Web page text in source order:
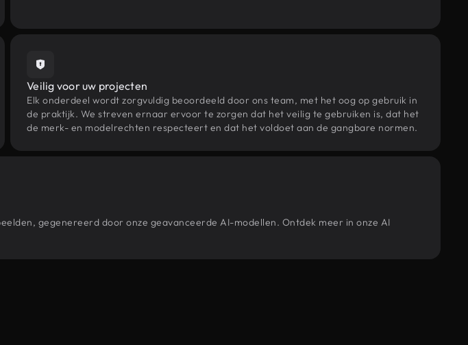
Veilig voor uw projecten
Elk onderdeel wordt zorgvuldig beoordeeld door ons team, met het oog op gebruik in
de praktijk. We streven ernaar ervoor te zorgen dat het veilig te gebruiken is, dat het
de merk- en modelrechten respecteert en dat het voldoet aan de gangbare normen.
gegenereerd door onze geavanceerde AI-modellen. Ontdek meer in onze AI